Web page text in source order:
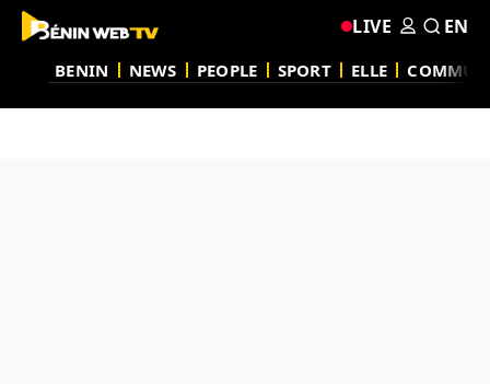
BENIN NEWS PEOPLE SPORT ELLE
LIVE EN